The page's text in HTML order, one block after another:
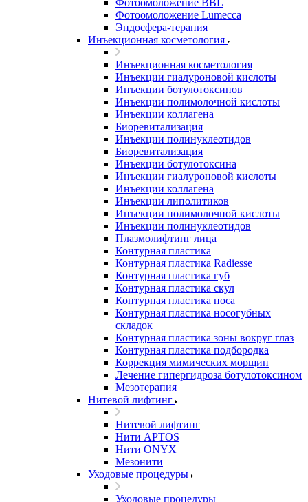
Фотоомоложение BBL
Фотоомоложение Lumecca
Эндосфера-терапия
Инъекционная косметология
Инъекционная косметология
Инъекции гиалуроновой кислоты
Инъекции ботулотоксинов
Инъекции полимолочной кислоты
Инъекции коллагена
Биоревитализация
Инъекции полинуклеотидов
Биоревитализация
Инъекции ботулотоксина
Инъекции гиалуроновой кислоты
Инъекции коллагена
Инъекции липолитиков
Инъекции полимолочной кислоты
Инъекции полинуклеотидов
Плазмолифтинг лица
Контурная пластика
Контурная пластика Radiesse
Контурная пластика губ
Контурная пластика скул
Контурная пластика носа
Контурная пластика носогубных
складок
Контурная пластика зоны вокруг глаз
Контурная пластика подбородка
Коррекция мимических морщин
Лечение гипергидроза ботулотоксином
Мезотерапия
Нитевой лифтинг
Нитевой лифтинг
Нити APTOS
Нити ONYX
Мезонити
Уходовые процедуры
Уходовые процедуры